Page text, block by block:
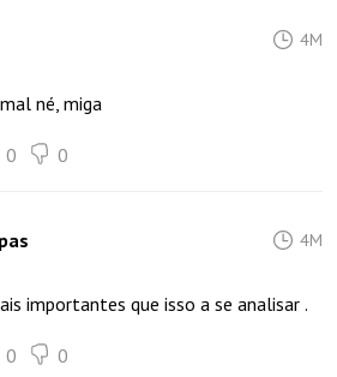
4M
né, miga
0 0
4M
importantes que isso a se analisar .
0 0